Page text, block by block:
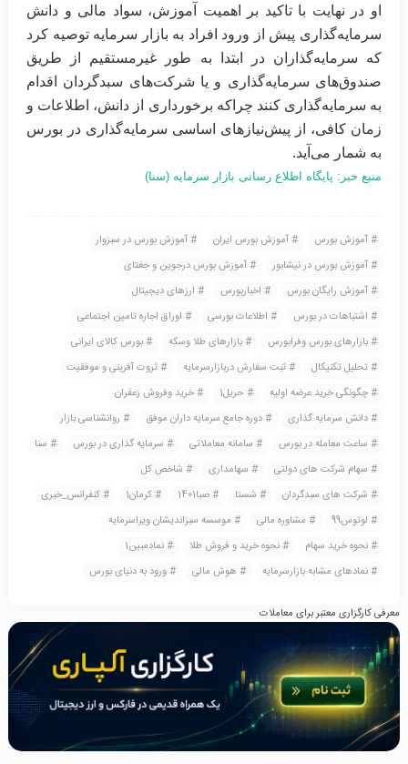
او در نهایت با تاکید بر اهمیت آموزش، سواد مالی و دانش
سرمایه‌گذاری پیش از ورود افراد به بازار سرمایه توصیه کرد
که سرمایه‌گذاران ‏در ابتدا به طور غیرمستقیم از طریق
صندوق‌های سرمایه‌گذاری و یا شرکت‌های سبدگردان اقدام
به سرمایه‌گذاری کنند چراکه ‏برخورداری از دانش، اطلاعات و
زمان کافی، از پیش‌نیازهای اساسی سرمایه‌گذاری در بورس
به شمار می‌آید.‏
منبع خبر: پایگاه اطلاع رسانی بازار سرمایه (سنا)
آموزش بورس آموزش بورس ایران
آموزش بورس در سبزوار
آموزش بورس در نیشابور
آموزش بورس درجوین و جغتای
آموزش رایگان بورس
اخباربورس
ارزهای دیجیتال
اشتباهات در بورس
اطلاعات بورسی
اوراق اجاره تامین اجتماعی
بازارهای بورس وفرابورس
بازارهای طلا وسکه
بورس کالای ایرانی
تحلیل تکنیکال
ثبت سفارش دربازارسرمایه
ثروت آفرینی و موفقیت
چگونگی خرید عرضه اولیه
حریل1
خرید وفروش زعفران
دانش سرمایه گذاری
دوره جامع سرمایه داران موفق
روانشناسی بازار
ساعت معامله در بورس
سامانه معاملاتی سرمایه گذاری در بورس
سنا
سهام شرکت های دولتی
سهامداری
شاخص کل
شرکت های سبدگردان
شستا صبا1401 کرمان1
کنفرانس_خبری
لوتوس99
مشاوره مالی
موسسه سبزاندیشان ویراسرمایه
نحوه خرید سهام
نحوه خرید و فروش طلا
نمادمبین1
نمادهای مشابه بازارسرمایه
هوش مالی ورود به دنیای بورس
معرفی کارگزاری معتبر برای معاملات